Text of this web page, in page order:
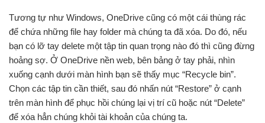
Tương tự như Windows, OneDrive cũng có một cái thùng rác
để chứa những file hay folder mà chúng ta đã xóa. Do đó, nếu
bạn có lỡ tay delete một tập tin quan trọng nào đó thì cũng đừng
hoảng sợ. Ở OneDrive nền web, bên bảng ở tay phải, nhìn
xuống cạnh dưới màn hình bạn sẽ thấy mục “Recycle bin”.
Chọn các tập tin cần thiết, sau đó nhấn nút “Restore” ở cạnh
trên màn hình để phục hồi chúng lại vị trí cũ hoặc nút “Delete”
để xóa hẳn chúng khỏi tài khoản của chúng ta.